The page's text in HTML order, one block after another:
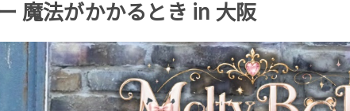
魔法がかかるとき in 大阪